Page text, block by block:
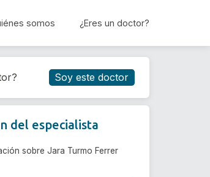
somos ¿Eres un doctor?
Reservar cita
Soy este doctor
del especialista
sobre Jara Turmo Ferrer